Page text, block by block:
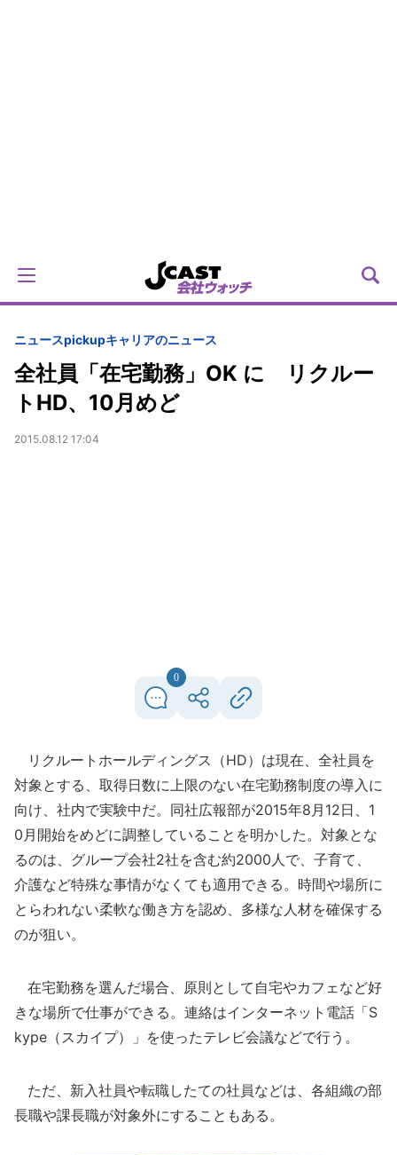
ニュースpickupキャリアのニュース
全社員「在宅勤務」OK に リクルー
トHD、10月めど
2015.08.12 17:04
0
リクルートホールディングス（HD）は現在、全社員を
対象とする、取得日数に上限のない在宅勤務制度の導入に
向け、社内で実験中だ。同社広報部が2015年8月12日、1
0月開始をめどに調整していることを明かした。対象とな
るのは、グループ会社2社を含む約2000人で、子育て、
介護など特殊な事情がなくても適用できる。時間や場所に
とらわれない柔軟な働き方を認め、多様な人材を確保する
のが狙い。
在宅勤務を選んだ場合、原則として自宅やカフェなど好
きな場所で仕事ができる。連絡はインターネット電話「S
kype（スカイプ）」を使ったテレビ会議などで行う。
ただ、新入社員や転職したての社員などは、各組織の部
長職や課長職が対象外にすることもある。